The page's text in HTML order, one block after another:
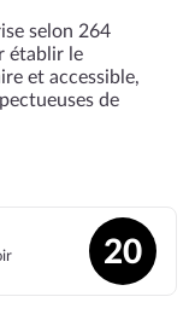
selon 264
établir le
et accessible,
de
20